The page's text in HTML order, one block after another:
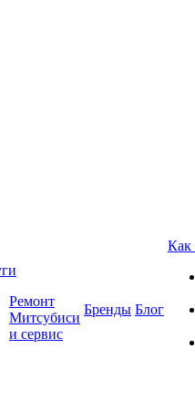
Ремонт
Митсубиси
и сервис
Бренды Блог
Как